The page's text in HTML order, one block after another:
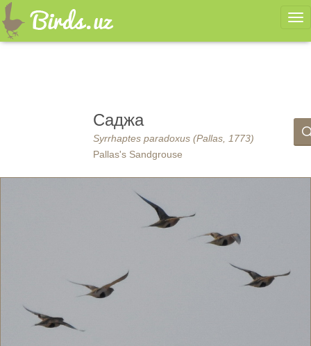
Саджа
Syrrhaptes paradoxus (Pallas, 1773)
Pallas's Sandgrouse